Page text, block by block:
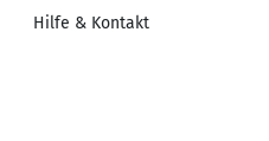
Hilfe & Kontakt